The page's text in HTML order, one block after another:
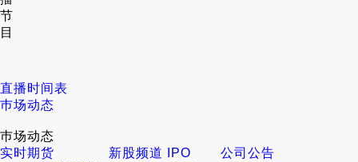
节
目
直播时间表
巿场动态
巿场动态
实时期货
新股频道 IPO
公司公告